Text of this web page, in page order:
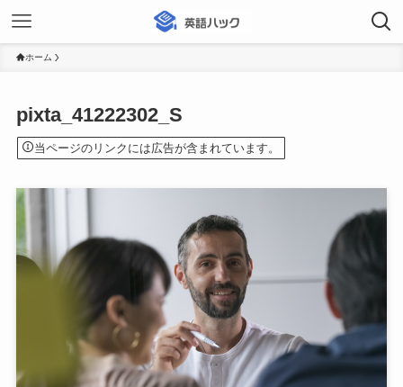
ホーム
pixta_41222302_S
当ページのリンクには広告が含まれています。